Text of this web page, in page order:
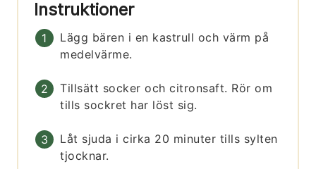
Instruktioner
Lägg bären i en kastrull och värm på
medelvärme.
Tillsätt socker och citronsaft. Rör om
tills sockret har löst sig.
Låt sjuda i cirka 20 minuter tills sylten
tjocknar.